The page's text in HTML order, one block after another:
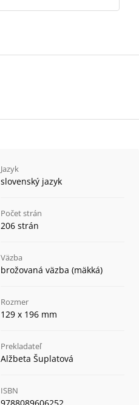
Jazyk
slovenský jazyk
Počet strán
206 strán
Väzba
brožovaná väzba (mäkká)
Rozmer
129 x 196 mm
Prekladateľ
Alžbeta Šuplatová
ISBN